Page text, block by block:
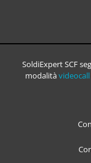
SoldiExpert SCF
modalitàvideocall